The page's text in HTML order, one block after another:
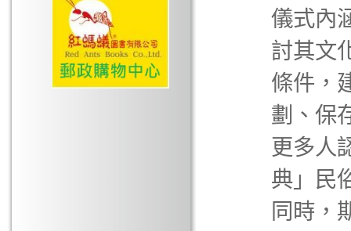
儀式內
討其文
條件，
劃、保
更多人
典」民
同時，